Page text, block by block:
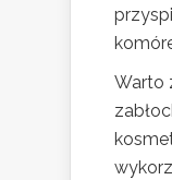
Warto